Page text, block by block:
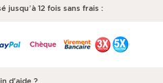
jusqu’à 12 fois sans frais :